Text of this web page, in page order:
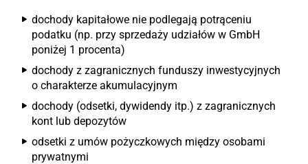
dochody kapitałowe nie podlegają potrąceniu
podatku (np. przy sprzedaży udziałów w GmbH
poniżej 1 procenta)
dochody z zagranicznych funduszy inwestycyjnych
o charakterze akumulacyjnym
dochody (odsetki, dywidendy itp.) z zagranicznych
kont lub depozytów
odsetki z umów pożyczkowych między osobami
prywatnymi